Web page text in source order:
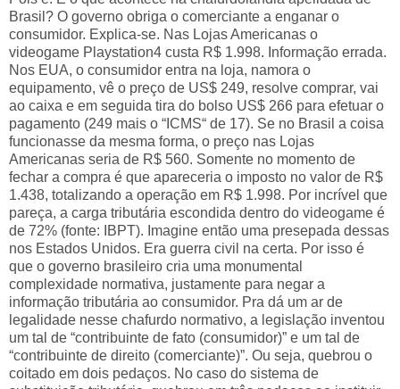
Brasil? O governo obriga o comerciante a enganar o
consumidor. Explica-se. Nas Lojas Americanas o
videogame Playstation4 custa R$ 1.998. Informação errada.
Nos EUA, o consumidor entra na loja, namora o
equipamento, vê o preço de US$ 249, resolve comprar, vai
ao caixa e em seguida tira do bolso US$ 266 para efetuar o
pagamento (249 mais o “ICMS“ de 17). Se no Brasil a coisa
funcionasse da mesma forma, o preço nas Lojas
Americanas seria de R$ 560. Somente no momento de
fechar a compra é que apareceria o imposto no valor de R$
1.438, totalizando a operação em R$ 1.998. Por incrível que
pareça, a carga tributária escondida dentro do videogame é
de 72% (fonte: IBPT). Imagine então uma presepada dessas
nos Estados Unidos. Era guerra civil na certa. Por isso é
que o governo brasileiro cria uma monumental
complexidade normativa, justamente para negar a
informação tributária ao consumidor. Pra dá um ar de
legalidade nesse chafurdo normativo, a legislação inventou
um tal de “contribuinte de fato (consumidor)” e um tal de
“contribuinte de direito (comerciante)”. Ou seja, quebrou o
coitado em dois pedaços. No caso do sistema de